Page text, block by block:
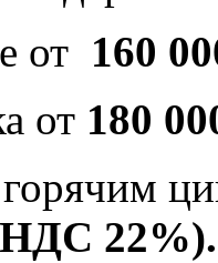
от 160
от 180
НДС 22%).